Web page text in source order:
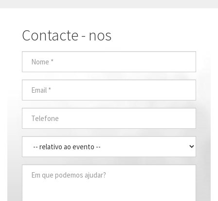
Contacte - nos